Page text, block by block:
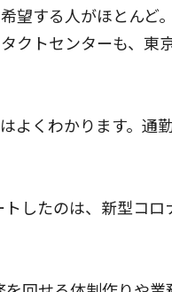
望する人がほとんど
クトセンターも、東
よくわかります。通
したのは、新型コ